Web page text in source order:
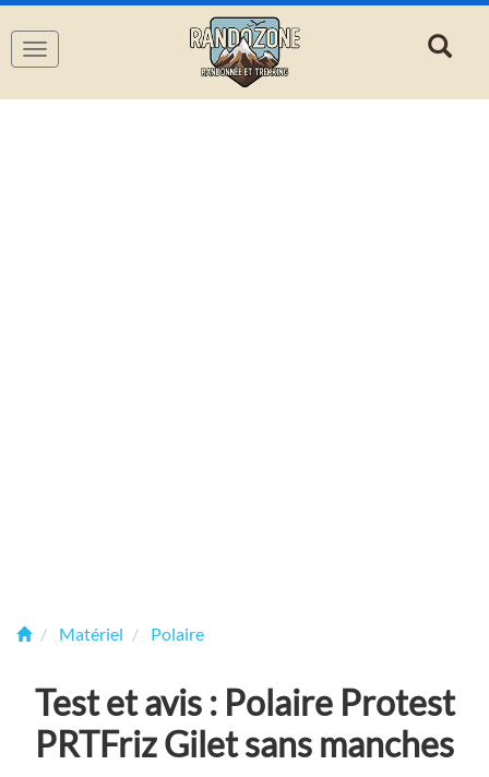
Navigation
Matériel Polaire
Test et avis : Polaire Protest
PRTFriz Gilet sans manches